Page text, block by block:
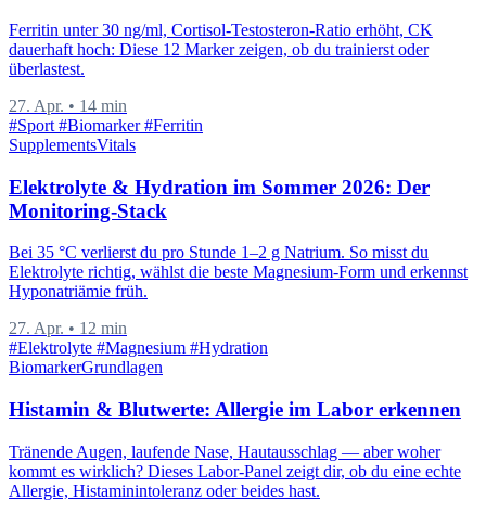
Ferritin unter 30 ng/ml, Cortisol-Testosteron-Ratio erhöht, CK
dauerhaft hoch: Diese 12 Marker zeigen, ob du trainierst oder
überlastest.
27. Apr. • 14 min
#Sport #Biomarker#Ferritin
SupplementsVitals
Elektrolyte & Hydration im Sommer 2026: Der
Monitoring-Stack
Bei 35 °C verlierst du pro Stunde 1–2 g Natrium. So misst du
Elektrolyte richtig, wählst die beste Magnesium-Form und erkennst
Hyponatriämie früh.
27. Apr. • 12 min
#Elektrolyte #Magnesium #Hydration
BiomarkerGrundlagen
Histamin & Blutwerte: Allergie im Labor erkennen
Tränende Augen, laufende Nase, Hautausschlag — aber woher
kommt es wirklich? Dieses Labor-Panel zeigt dir, ob du eine echte
Allergie, Histaminintoleranz oder beides hast.